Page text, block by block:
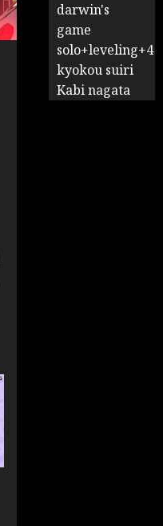
darwin's
game
solo+leveling+4
kyokou suiri
Kabi nagata